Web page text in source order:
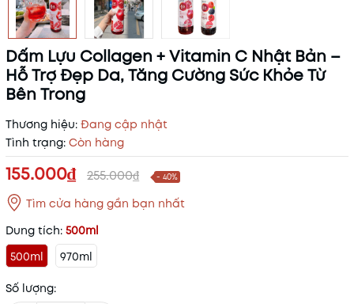
Dấm Lựu Collagen + Vitamin C Nhật Bản –
Hỗ Trợ Đẹp Da, Tăng Cường Sức Khỏe Từ
Bên Trong
Thương hiệu: Đang cập nhật
Tình trạng: Còn hàng
155.000₫ 255.000₫ - 40%
Tìm cửa hàng gần bạn nhất
Dung tích: 500ml
500ml
970ml
Số lượng: